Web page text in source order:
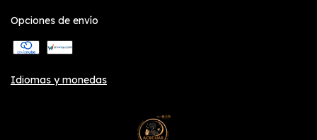
Opciones de envío
Idiomas y monedas